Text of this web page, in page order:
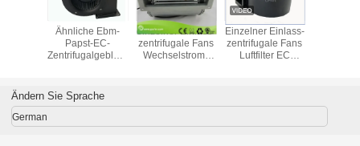
Ähnliche Ebm-
Papst-EC-
Zentrifugalgebläse
48V
einzelner Einlass-
zentrifugale Fans
Wechselstroms
Einzelner Einlass-
zentrifugale Fans
Luftfilter EC
Ändern Sie Sprache
German